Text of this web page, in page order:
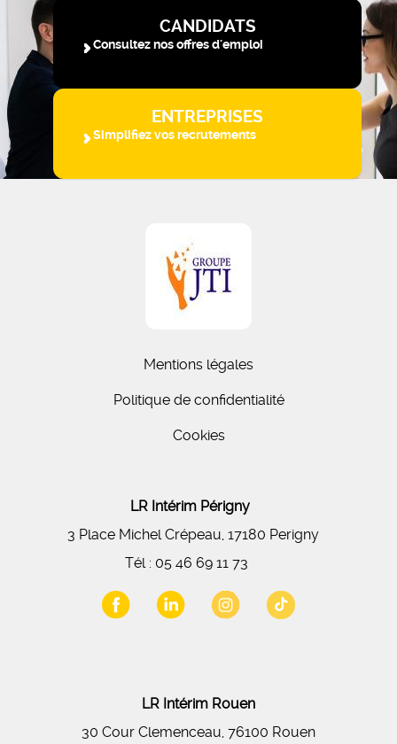
CANDIDATS
Consultez nos offres d'emploi
ENTREPRISES
Simplifiez vos recrutements
Mentions légales
Politique de confidentialité
Cookies
LR Intérim Périgny
3 Place Michel Crépeau, 17180 Perigny
Tél : 05 46 69 11 73
LR Intérim Rouen
30 Cour Clemenceau, 76100 Rouen